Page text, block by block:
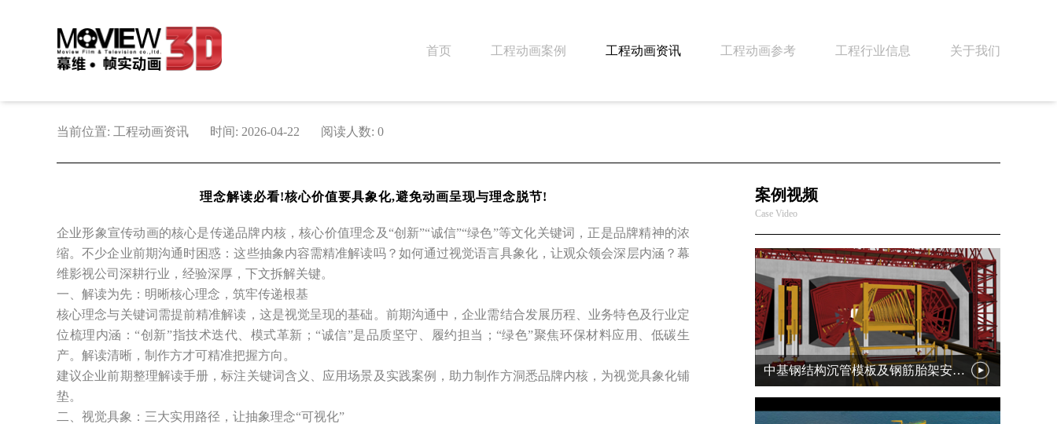
首页 工程动画案例 工程动画资讯 工程动画参考 工程行业信息 关于我们
当前位置: 工程动画资讯 时间: 2026-04-22 阅读人数: 0
理念解读必看!核心价值要具象化,避免动画呈现与理念脱节!
企业形象宣传动画的核心是传递品牌内核，核心价值理念及“创新”“诚信”“绿色”等文化关键词，正是品牌精神的浓
缩。不少企业前期沟通时困惑：这些抽象内容需精准解读吗？如何通过视觉语言具象化，让观众领会深层内涵？幕
维影视公司深耕行业，经验深厚，下文拆解关键。
一、解读为先：明晰核心理念，筑牢传递根基
核心理念与关键词需提前精准解读，这是视觉呈现的基础。前期沟通中，企业需结合发展历程、业务特色及行业定
位梳理内涵：“创新”指技术迭代、模式革新；“诚信”是品质坚守、履约担当；“绿色”聚焦环保材料应用、低碳生
产。解读清晰，制作方才可精准把握方向。
建议企业前期整理解读手册，标注关键词含义、应用场景及实践案例，助力制作方洞悉品牌内核，为视觉具象化铺
垫。
二、视觉具象：三大实用路径，让抽象理念“可视化”
案例视频
Case Video
中基钢结构沉管模板及钢筋胎架安装工艺投标动画